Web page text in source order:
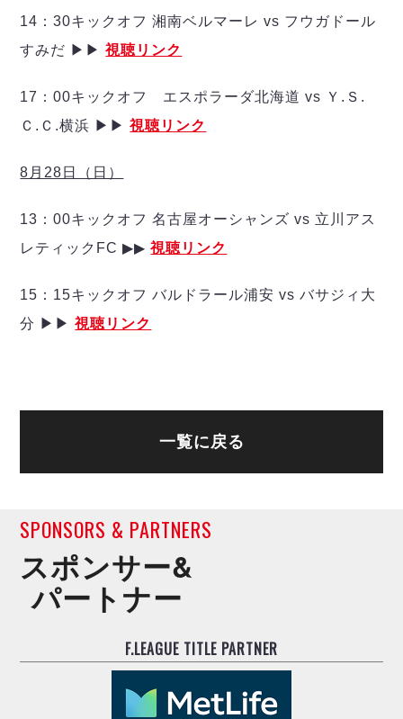
選手の通算記録（Ｆ２）
ヴォスクオーレ仙台
マルバ水戸FC
Y．S．C．C．横浜
アグレミーナ浜松
デウソン神戸
ミラクルスマイル新居浜
14：30キックオフ 湘南ベルマーレ vs フウガドール
すみだ ▶▶視聴リンク
17：00キックオフ エスポラーダ北海道 vs Ｙ.Ｓ.
Ｃ.Ｃ.横浜 ▶▶視聴リンク
8月28日（日）
13：00キックオフ 名古屋オーシャンズ vs 立川アス
レティックFC ▶▶視聴リンク
15：15キックオフ バルドラール浦安 vs バサジィ大
分 ▶▶視聴リンク
一覧に戻る
SPONSORS & PARTNERS
スポンサー&
パートナー
F.LEAGUE TITLE PARTNER